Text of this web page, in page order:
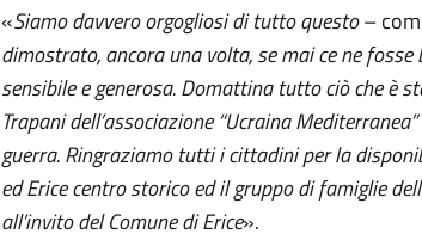
«Siamo davvero orgogliosi di tutto questo–
dimostrato, ancora una volta, se mai ce ne
sensibile e generosa. Domattina tutto ciò che è
Trapani dell’associazione “Ucraina
guerra. Ringraziamo tutti i cittadini per la
ed Erice centro storico ed il gruppo di famiglie
all’invito del Comune di Erice».